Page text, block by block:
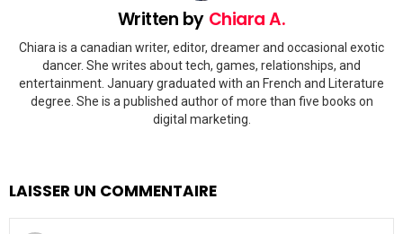
Written by Chiara A.
Chiara is a canadian writer, editor, dreamer and occasional exotic
dancer. She writes about tech, games, relationships, and
entertainment. January graduated with an French and Literature
degree. She is a published author of more than five books on
digital marketing.
LAISSER UN COMMENTAIRE